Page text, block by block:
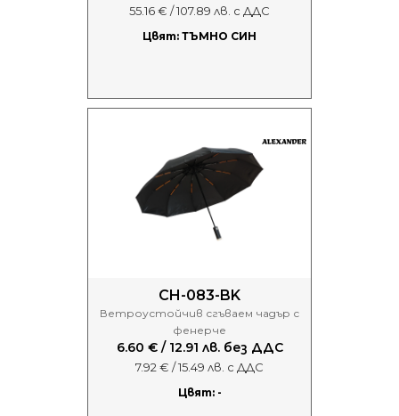
55.16 € / 107.89 лв. с ДДС
Цвят: ТЪМНО СИН
CH-083-BK
Ветроустойчив сгъваем чадър с
фенерче
6.60 € / 12.91 лв. без ДДС
7.92 € / 15.49 лв. с ДДС
Цвят: -